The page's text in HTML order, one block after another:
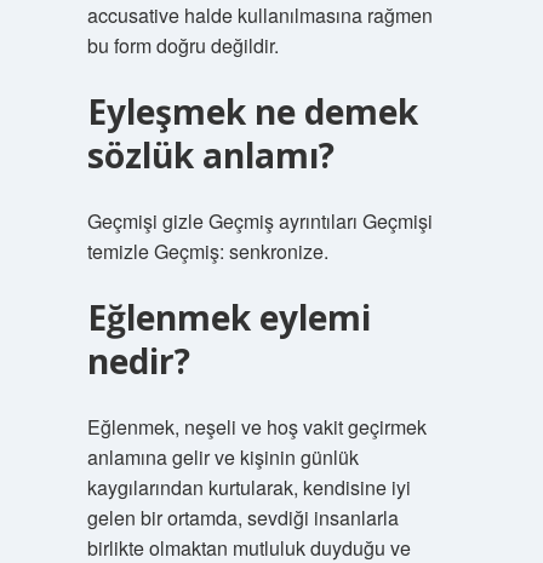
accusative halde kullanılmasına rağmen
bu form doğru değildir.
Eyleşmek ne demek
sözlük anlamı?
Geçmişi gizle Geçmiş ayrıntıları Geçmişi
temizle Geçmiş: senkronize.
Eğlenmek eylemi
nedir?
Eğlenmek, neşeli ve hoş vakit geçirmek
anlamına gelir ve kişinin günlük
kaygılarından kurtularak, kendisine iyi
gelen bir ortamda, sevdiği insanlarla
birlikte olmaktan mutluluk duyduğu ve